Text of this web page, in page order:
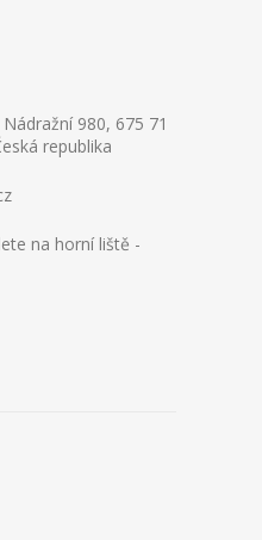
980, 675 71
republika
na horní liště -